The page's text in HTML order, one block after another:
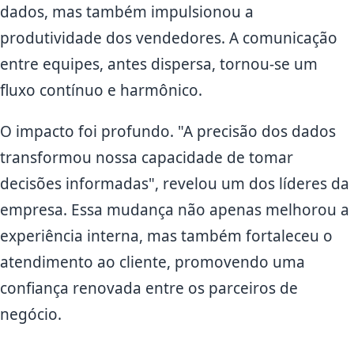
dados, mas também impulsionou a
produtividade dos vendedores. A comunicação
entre equipes, antes dispersa, tornou-se um
fluxo contínuo e harmônico.
O impacto foi profundo. "A precisão dos dados
transformou nossa capacidade de tomar
decisões informadas", revelou um dos líderes da
empresa. Essa mudança não apenas melhorou a
experiência interna, mas também fortaleceu o
atendimento ao cliente, promovendo uma
confiança renovada entre os parceiros de
negócio.